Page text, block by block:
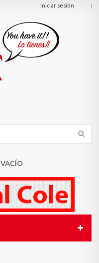
Iniciar sesión
VACÍO